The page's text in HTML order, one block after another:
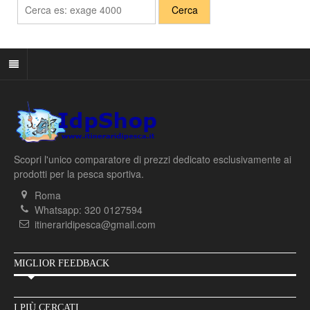
Scopri l'unico comparatore di prezzi dedicato esclusivamente ai
prodotti per la pesca sportiva.
Roma
Whatsapp: 320 0127594
itineraridipesca@gmail.com
MIGLIOR FEEDBACK
I PIÙ CERCATI